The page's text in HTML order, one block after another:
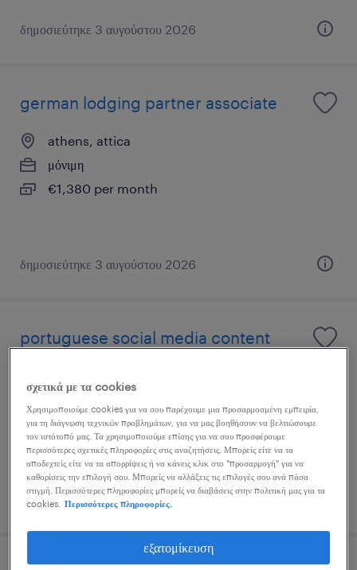
δημοσιεύτηκε 3 αυγούστου 2026
german lodging partner associate
athens, attica
μόνιμη
€1,380 per month
δημοσιεύτηκε 3 αυγούστου 2026
portuguese social media content
μόνιμη
δημοσιεύτηκε 3 αυγούστου 2026
σχετικά με τα cookies
Χρησιμοποιούμε cookies για να σου παρέχουμε μια προσαρμοσμένη εμπειρία,
για τη διάγνωση τεχνικών προβλημάτων, για να μας βοηθήσουν να βελτιώσουμε
τον ιστότοπό μας. Τα χρησιμοποιούμε επίσης για να σου προσφέρουμε
περισσότερες σχετικές πληροφορίες στις αναζητήσεις. Μπορείς είτε να τα
αποδεχτείς είτε να τα απορρίψεις ή να κάνεις κλικ στο "προσαρμογή" για να
καθορίσεις την επιλογή σου. Μπορείς να αλλάξεις τις επιλογές σου ανά πάσα
στιγμή. Περισσότερες πληροφορίες μπορείς να διαβάσεις στην πολιτική μας για τα
cookies.
Περισσότερες πληροφορίες.
εξατομίκευση